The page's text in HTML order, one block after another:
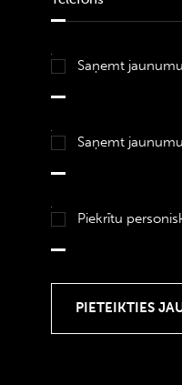
Saņemt
Saņemt
Piekrītu